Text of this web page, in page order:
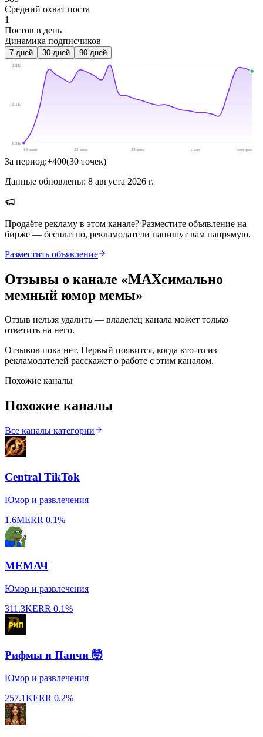
Средний охват поста
1
Постов в день
Динамика подписчиков
7 дней 30 дней 90 дней
2.3K
2.1K
1.9K
15 июн
22 июн 25 июл 1 авг сегодня
За период:+400(30 точек)
Данные обновлены: 8 августа 2026 г.
Продаёте рекламу в этом канале? Разместите объявление на
бирже — бесплатно, рекламодатели напишут вам напрямую.
Разместить объявление
Отзывы о канале «MAXсимально
мемный юмор мемы»
Отзыв нельзя удалить — владелец канала может только
ответить на него.
Отзывов пока нет. Первый появится, когда кто-то из
рекламодателей расскажет о работе с этим каналом.
Похожие каналы
Похожие каналы
Все каналы категории
Central TikTok
Юмор и развлечения
1.6MERR 0.1%
МЕМАЧ
Юмор и развлечения
311.3KERR 0.1%
Рифмы и Панчи 🤯
Юмор и развлечения
257.1KERR 0.2%